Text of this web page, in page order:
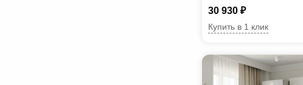
30 930 ₽
Купить в 1 клик